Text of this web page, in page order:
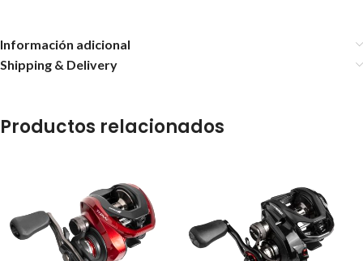
Información adicional
Shipping & Delivery
Productos relacionados